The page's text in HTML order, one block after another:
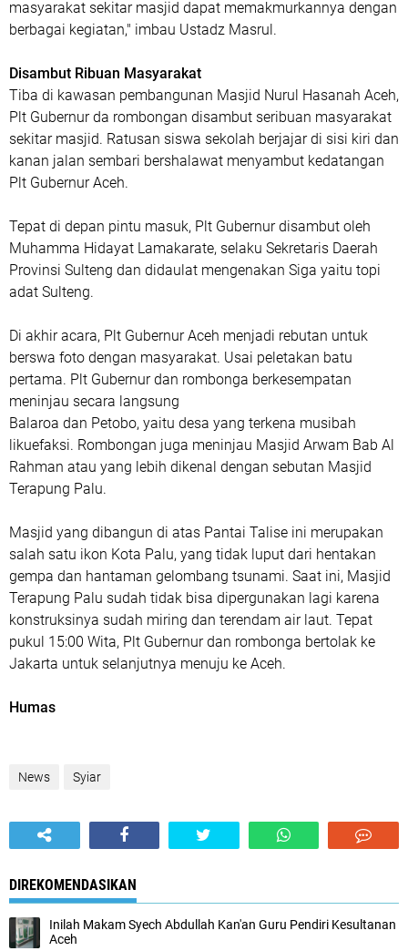
masyarakat sekitar masjid dapat memakmurkannya dengan
berbagai kegiatan," imbau Ustadz Masrul.
Disambut Ribuan Masyarakat
Tiba di kawasan pembangunan Masjid Nurul Hasanah Aceh,
Plt Gubernur da rombongan disambut seribuan masyarakat
sekitar masjid. Ratusan siswa sekolah berjajar di sisi kiri dan
kanan jalan sembari bershalawat menyambut kedatangan
Plt Gubernur Aceh.
Tepat di depan pintu masuk, Plt Gubernur disambut oleh
Muhamma Hidayat Lamakarate, selaku Sekretaris Daerah
Provinsi Sulteng dan didaulat mengenakan Siga yaitu topi
adat Sulteng.
Di akhir acara, Plt Gubernur Aceh menjadi rebutan untuk
berswa foto dengan masyarakat. Usai peletakan batu
pertama. Plt Gubernur dan rombonga berkesempatan
meninjau secara langsung
Balaroa dan Petobo, yaitu desa yang terkena musibah
likuefaksi. Rombongan juga meninjau Masjid Arwam Bab Al
Rahman atau yang lebih dikenal dengan sebutan Masjid
Terapung Palu.
Masjid yang dibangun di atas Pantai Talise ini merupakan
salah satu ikon Kota Palu, yang tidak luput dari hentakan
gempa dan hantaman gelombang tsunami. Saat ini, Masjid
Terapung Palu sudah tidak bisa dipergunakan lagi karena
konstruksinya sudah miring dan terendam air laut. Tepat
pukul 15:00 Wita, Plt Gubernur dan rombonga bertolak ke
Jakarta untuk selanjutnya menuju ke Aceh.
Humas
News Syiar
DIREKOMENDASIKAN
Inilah Makam Syech Abdullah Kan'an Guru Pendiri Kesultanan
Aceh